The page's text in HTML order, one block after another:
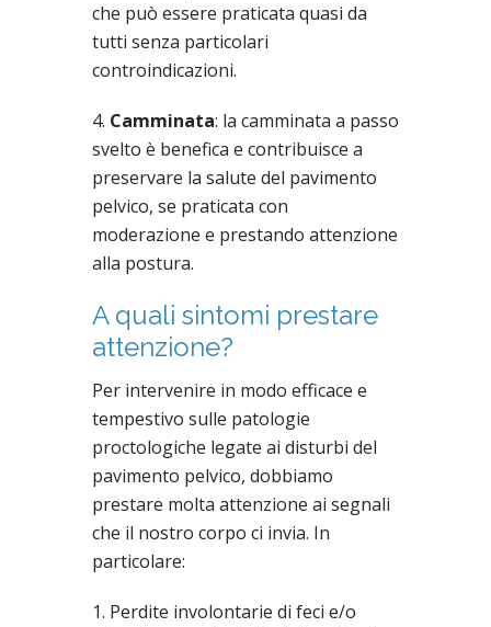
che può essere praticata quasi da
tutti senza particolari
controindicazioni.
4. Camminata: la camminata a passo
svelto è benefica e contribuisce a
preservare la salute del pavimento
pelvico, se praticata con
moderazione e prestando attenzione
alla postura.
A quali sintomi prestare
attenzione?
Per intervenire in modo efficace e
tempestivo sulle patologie
proctologiche legate ai disturbi del
pavimento pelvico, dobbiamo
prestare molta attenzione ai segnali
che il nostro corpo ci invia. In
particolare:
1. Perdite involontarie di feci e/o